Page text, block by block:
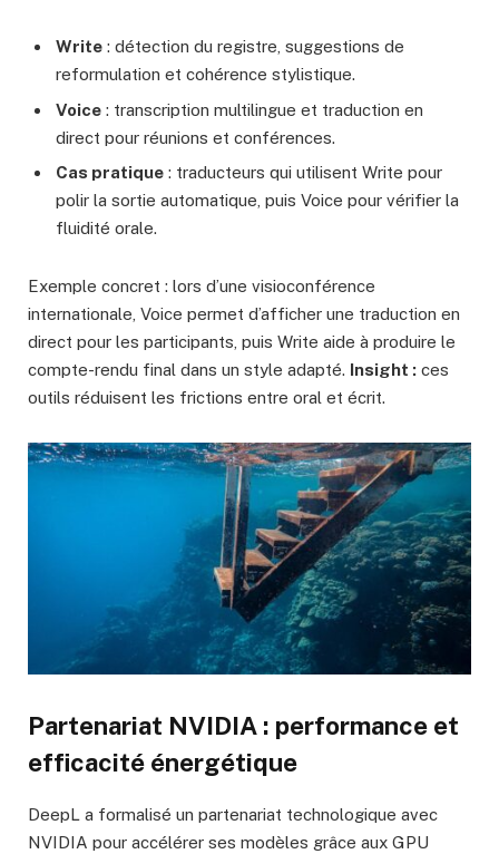
Write : détection du registre, suggestions de
reformulation et cohérence stylistique.
Voice : transcription multilingue et traduction en
direct pour réunions et conférences.
Cas pratique : traducteurs qui utilisent Write pour
polir la sortie automatique, puis Voice pour vérifier la
fluidité orale.
Exemple concret : lors d’une visioconférence
internationale, Voice permet d’afficher une traduction en
direct pour les participants, puis Write aide à produire le
compte-rendu final dans un style adapté. Insight : ces
outils réduisent les frictions entre oral et écrit.
Partenariat NVIDIA : performance et
efficacité énergétique
DeepL a formalisé un partenariat technologique avec
NVIDIA pour accélérer ses modèles grâce aux GPU